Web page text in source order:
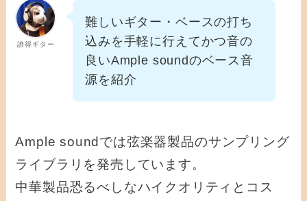
誰得ギター
難しいギター・ベースの打ち
込みを手軽に行えてかつ音の
良いAmple soundのベース音
源を紹介
Ample soundでは弦楽器製品のサンプリング
ライブラリを発売しています。
中華製品恐るべしなハイクオリティとコス